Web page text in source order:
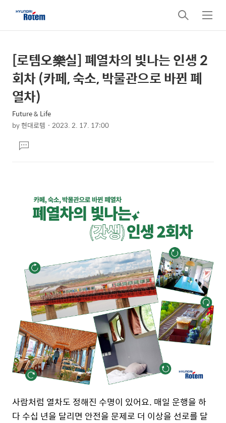
검
색
메
뉴
상
세
컨
텐
츠
본
문
제
목
[로템오樂실] 폐열차의 빛나는 인생 2
회차 (카페, 숙소, 박물관으로 바뀐 폐
열차)
Future & Life
by현대로템 2023. 2. 17. 17:00
문댓
글
사람처럼 열차도 정해진 수명이 있어요. 매일 운행을 하
다 수십 년을 달리면 안전을 문제로 더 이상을 선로를 달